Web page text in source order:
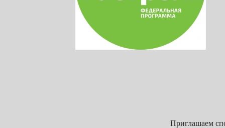
Приглашаем